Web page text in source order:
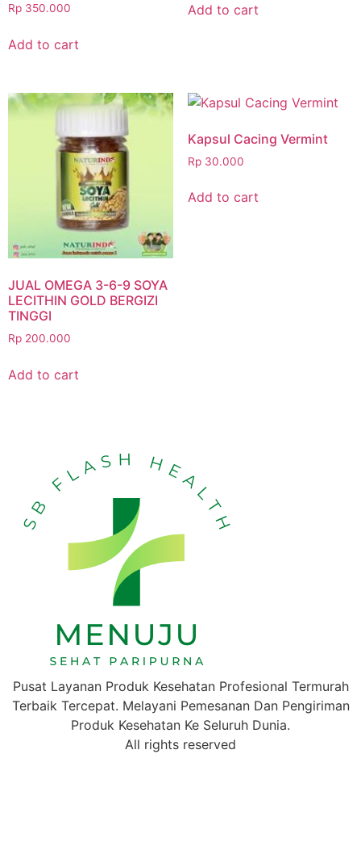
Rp 350.000
Add to cart
Add to cart
JUAL OMEGA 3-6-9 SOYA
LECITHIN GOLD BERGIZI
TINGGI
Rp 200.000
Add to cart
Kapsul Cacing Vermint
Rp30.000
Add to cart
Pusat Layanan Produk Kesehatan Profesional Termurah
Terbaik Tercepat. Melayani Pemesanan Dan Pengiriman
Produk Kesehatan Ke Seluruh Dunia.
All rights reserved